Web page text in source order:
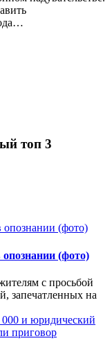
топ 3
(фото)
с просьбой
запечатленных на